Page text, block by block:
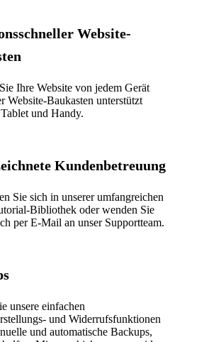
Website-
Ihre Website von jedem Gerät
Website-Baukasten unterstützt
und Handy.
Kundenbetreuung
Sie sich in unserer umfangreichen
Bibliothek oder wenden Sie
per E-Mail an unser Supportteam.
unsere einfachen
und Widerrufsfunktionen
und automatische Backups,